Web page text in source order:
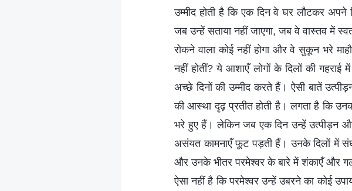
उम्मीद होती है कि एक दिन वे घर लौटकर अपने
जब उन्हें सताया नहीं जाएगा, जब वे वास्तव
रोकने वाला कोई नहीं होगा और वे सुकून भरे
नहीं होतीं? ये आशाएँ लोगों के दिलों की गहराई
अच्छे दिनों की उम्‍मीद करते हैं। ऐसी बातें
की आस्था दृढ़ प्रतीत होती है। लगता है कि
भरे हुए हैं। लेकिन जब एक दिन उन्हें उत्पीड़न
असंयत कामनाएँ फूट पड़ती हैं। उनके दिलों में
और उनके भीतर परमेश्वर के बारे में शंकाएँ और
ऐसा नहीं है कि परमेश्वर उन्हें उबरने का कोई